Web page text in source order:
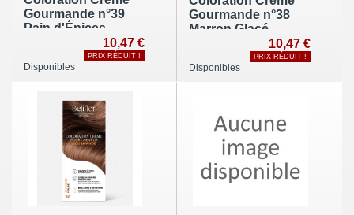
Gourmande n°39
Pain d'Épices
10,47 €
PRIX RÉDUIT !
Disponibles
Gourmande n°38
Marron Glacé
10,47 €
PRIX RÉDUIT !
Disponibles